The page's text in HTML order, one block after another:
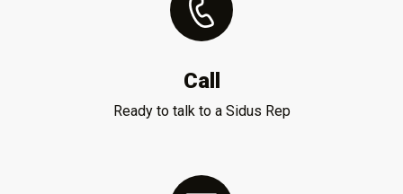
Call
Ready to talk to a Sidus Rep